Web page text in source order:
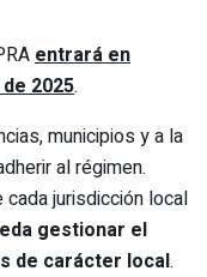
entrará en
2025.
municipios y a la
al régimen.
jurisdicción local
gestionar el
de carácter local.